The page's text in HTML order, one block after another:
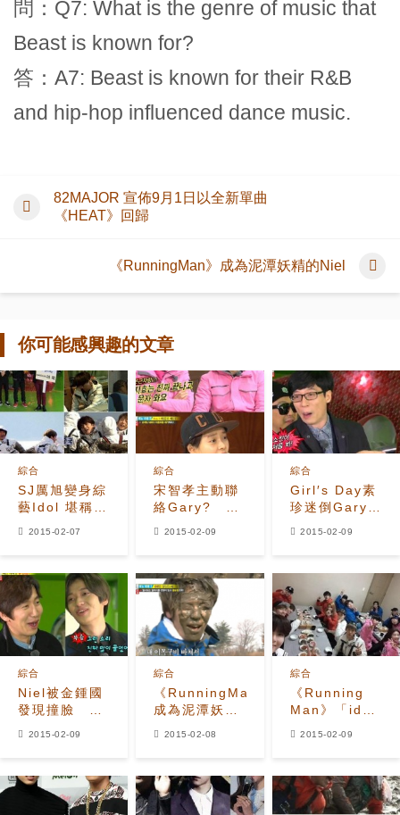
問：Q7: What is the genre of music that
Beast is known for?
答：A7: Beast is known for their R&B
and hip-hop influenced dance music.
82MAJOR 宣佈9月1日以全新單曲
《HEAT》回歸
《RunningMan》成為泥潭妖精的Niel
你可能感興趣的文章
SJ厲旭變身綜
藝Idol 堪稱
綜合
2015-02-07
宋智孝主動聯
絡Gary? 小
綜合
2015-02-09
Girl′s Day素
珍迷倒Gary
綜合
2015-02-09
Niel被金鍾國
發現撞臉 反
綜合
2015-02-09
《RunningMan》
成為泥潭妖精
綜合
2015-02-08
《Running
Man》「idol
綜合
2015-02-09